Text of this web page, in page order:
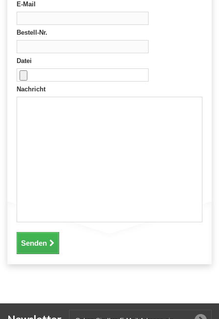
E-Mail
Bestell-Nr.
Datei
Nachricht
Senden